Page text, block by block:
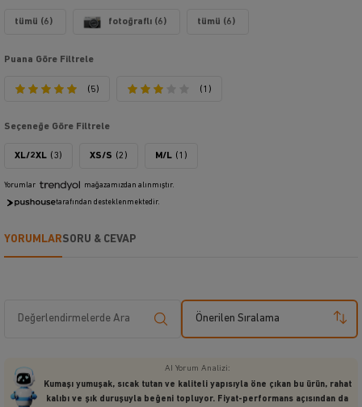
tümü (6) fotoğraflı (6) tümü (6)
Puana Göre Filtrele
(5) (1)
Seçeneğe Göre Filtrele
XL/2XL (3) XS/S (2) M/L (1)
Yorumlar mağazamızdan alınmıştır.
tarafından desteklenmektedir.
YORUMLARSORU & CEVAP
Önerilen Sıralama
AI Yorum Analizi:
Kumaşı yumuşak, sıcak tutan ve kaliteli yapısıyla öne çıkan bu ürün, rahat
kalıbı ve şık duruşuyla beğeni topluyor. Fiyat-performans açısından da